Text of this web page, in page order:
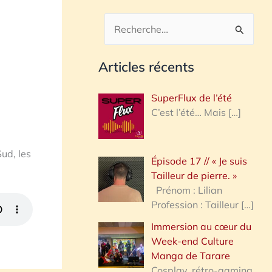
les
c
h
r
h
e
:
Articles récents
SuperFlux de l’été
C’est l’été… Mais […]
Épisode 17 // « Je suis
Tailleur de pierre. »
Prénom : Lilian
Profession : Tailleur […]
Immersion au cœur du
Week-end Culture
Manga de Tarare